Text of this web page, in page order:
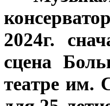
2024г.
сцена
театре им.